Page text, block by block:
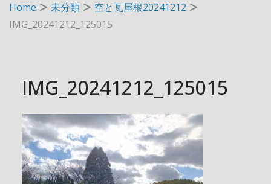
Home
未分類
空と瓦屋根20241212
IMG_20241212_125015
IMG_20241212_125015